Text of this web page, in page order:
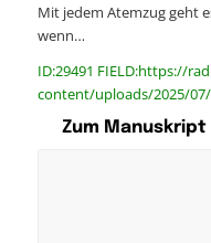
Mit jedem Atemzug geht
wenn…
ID:29491 FIELD:https://
content/uploads/2025/07/
Zum Manuskript